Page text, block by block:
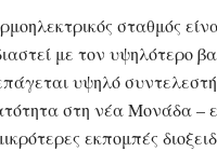
σταθμός
με τον υψηλότερο
υψηλό
στη νέα Μονάδα –
εκπομπές